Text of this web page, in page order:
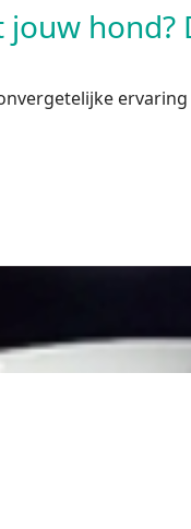
hond?